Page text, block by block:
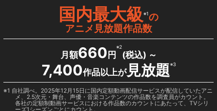
国内最大級※1の
アニメ見放題作品数
月額660 円
※2
(税込) ～
7,400作品以上が見放題※3
1 自社調べ。2025年12月15日に国内定額動画配信サービスが配信していたアニ
メ、2.5次元・舞台、声優・音楽コンテンツの作品数を調査員がカウント。
各社の定額制動画サービスにおける作品数のカウントにあたって、TVシリ
ーズ1シーズンごとにカウント。